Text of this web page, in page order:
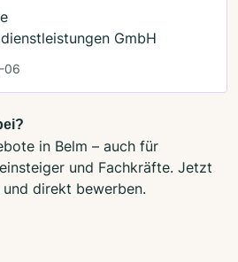
GmbH
06
in Belm – auch für
und Fachkräfte. Jetzt
direkt bewerben.